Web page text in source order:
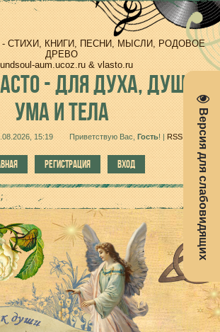
Версия для слабовидящих
- СТИХИ, КНИГИ, ПЕСНИ, МЫСЛИ, РОДОВОЕ
ДРЕВО
aum.ucoz.ru & vlasto.ru
- ДЛЯ ДУХА, ДУШИ,
УМА И ТЕЛА
15:19 Приветствую Вас Гость! | RSS
РЕГИСТРАЦИЯ ВХОД